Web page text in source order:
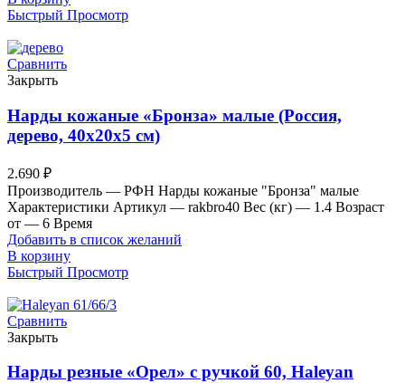
Быстрый Просмотр
Сравнить
Закрыть
Нарды кожаные «Бронза» малые (Россия,
дерево, 40х20х5 см)
2.690 ₽
Производитель — РФН Нарды кожаные "Бронза" малые
Характеристики Артикул — rakbro40 Вес (кг) — 1.4 Возраст
от — 6 Время
Добавить в список желаний
В корзину
Быстрый Просмотр
Сравнить
Закрыть
Нарды резные «Орел» с ручкой 60, Haleyan